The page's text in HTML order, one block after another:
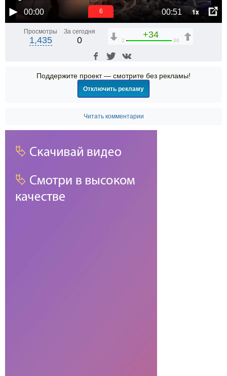
00:00 00:51 1x
5
Просмотры
1,435
За сегодня
0
+34
2 36
Поддержите проект — смотрите без рекламы!
Отключить рекламу
Читать комментарии